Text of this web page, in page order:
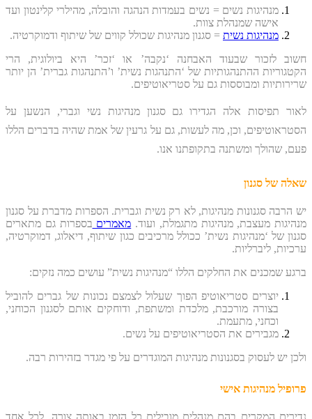
מנהיגות נשים = נשים בעמדות הנהגה והובלה, מהילרי קלינטון ועד
אישה שמנהלת צוות.
מנהיגות נשית = סגנון מנהיגות שכולל קווים של שיתוף ודמוקרטיה.
חשוב לזכור שבעוד האבחנה ‘נקבה’ או ‘זכר’ היא ביולוגית, הרי
הקטגוריות ההתנהגותיות של ‘התנהגות נשית’ ו’התנהגות גברית’ הן יותר
שרירותיות ומבוססות גם על סטריאוטיפים.
לאור תפיסות אלה הגדירו גם סגנון מנהיגות נשי וגברי, הנשען על
הסטראוטיפים, וכן, מה לעשות, גם על גרעין של אמת שהיה בדברים הללו
פעם, שהולך ומשתנה בתקופתנו אנו.
שאלה של סגנון
יש הרבה סגנונות מנהיגות, לא רק נשית וגברית. הספרות מדברת על סגנון
מנהיגות מעצבת, מנהיגות מתגמלת, ועוד. מאמרים בספרות גם מתארים
סגנון של ‘מנהיגות נשית’ ככולל מרכיבים כגון שיתוף, דיאלוג, דמוקרטיה,
ערכיות, ליברליות.
ברגע שמכנים את החלקים הללו “מנהיגות נשית” עושים כמה נזקים:
יוצרים סטריאוטיפ הפוך שעלול לצמצם נכונות של גברים להוביל
בצורה מורכבת, מלכדת ומשתפת, ודוחקים אותם לסגנון הכוחני,
וכחני, מתעמת.
מגבירים את הסטריאוטיפים על נשים.
ולכן יש לעסוק בסגנונות מנהיגות המוגדרים על פי מגדר בזהירות רבה.
פרופיל מנהיגות אישי
נדירים המקרים בהם מנהלים מובילים כל הזמן באותה צורה. לכל אחד